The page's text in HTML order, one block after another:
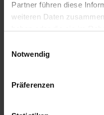
Partner führen diese
weiteren Daten
Cookies, wenn Sie
Notwendig
Präferenzen
vollständig zerlegt,
gereinigt und
Neugeräten.
Manufacturing